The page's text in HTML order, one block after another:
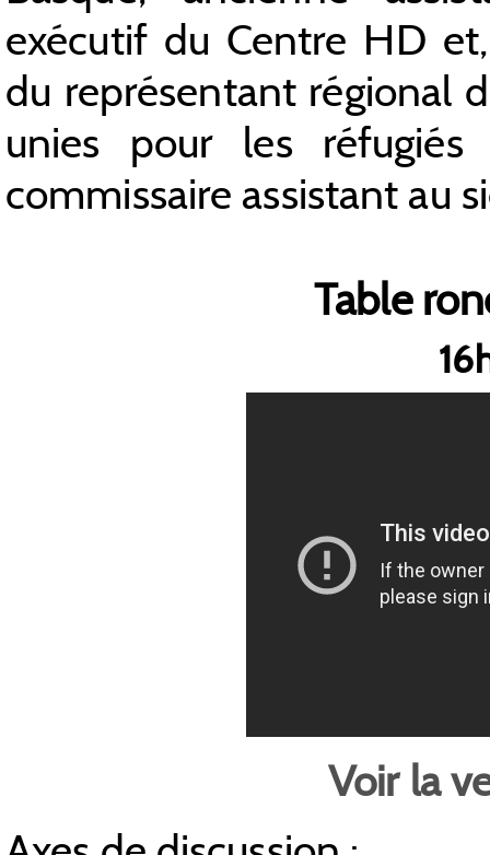
exécutif du Centre HD
du représentant régional
unies pour les
commissaire assistant au
Table
Voir la